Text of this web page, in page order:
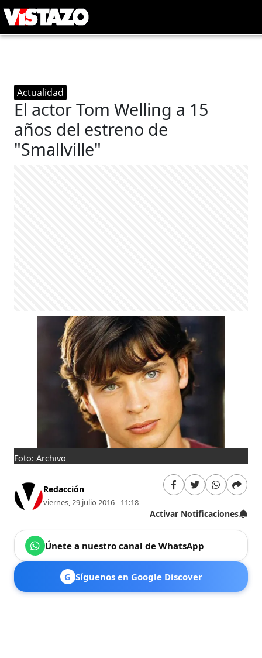
Actualidad
El actor Tom Welling a 15
años del estreno de
"Smallville"
Foto: Archivo
Redacción
viernes, 29 julio 2016 - 11:18
Activar Notificaciones
Únete a nuestro canal de WhatsApp
G Síguenos en Google Discover